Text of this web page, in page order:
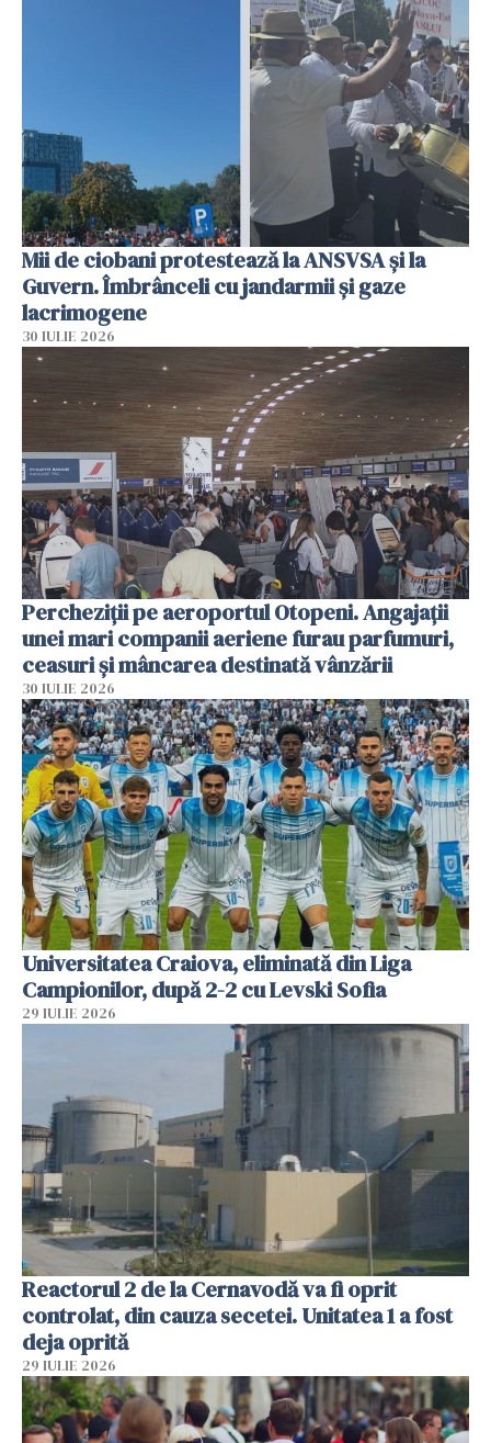
Mii de ciobani protestează la ANSVSA și la
Guvern. Îmbrânceli cu jandarmii și gaze
lacrimogene
30 IULIE 2026
Percheziții pe aeroportul Otopeni. Angajații
unei mari companii aeriene furau parfumuri,
ceasuri și mâncarea destinată vânzării
30 IULIE 2026
Universitatea Craiova, eliminată din Liga
Campionilor, după 2-2 cu Levski Sofia
29 IULIE 2026
Reactorul 2 de la Cernavodă va fi oprit
controlat, din cauza secetei. Unitatea 1 a fost
deja oprită
29 IULIE 2026